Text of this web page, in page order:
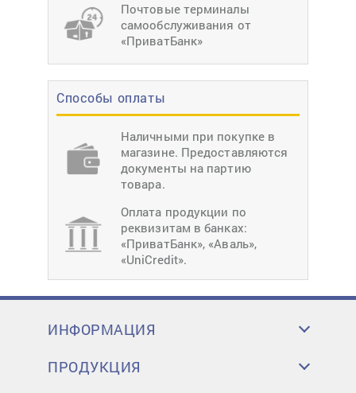
Почтовые терминалы
самообслуживания от
«ПриватБанк»
Способы оплаты
Наличными при покупке в
магазине. Предоставляются
документы на партию
товара.
Оплата продукции по
реквизитам в банках:
«ПриватБанк», «Аваль»,
«UniCredit».
ИНФОРМАЦИЯ
ПРОДУКЦИЯ